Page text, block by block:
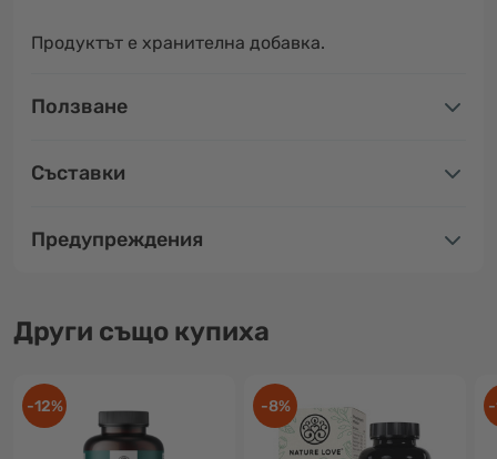
Продуктът е хранителна добавка.
Ползване
Съставки
Предупреждения
Други също купиха
-12% -8%